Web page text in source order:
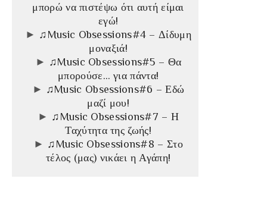
μπορώ να πιστέψω ότι αυτή είμαι
εγώ!
► ♫Music Obsessions#4 – Δίδυμη
μοναξιά!
► ♫Music Obsessions#5 – Θα
μπορούσε… για πάντα!
► ♫Music Obsessions#6 – Εδώ
μαζί μου!
► ♫Music Obsessions#7 – Η
Ταχύτητα της ζωής!
► ♫Music Obsessions#8 – Στο
τέλος (μας) νικάει η Αγάπη!